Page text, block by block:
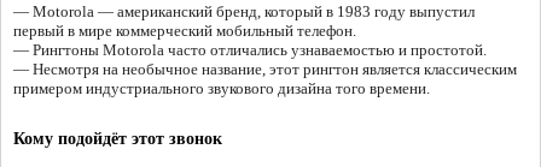
— Motorola — американский бренд, который в 1983 году выпустил
первый в мире коммерческий мобильный телефон.
— Рингтоны Motorola часто отличались узнаваемостью и простотой.
— Несмотря на необычное название, этот рингтон является классическим
примером индустриального звукового дизайна того времени.
Кому подойдёт этот звонок